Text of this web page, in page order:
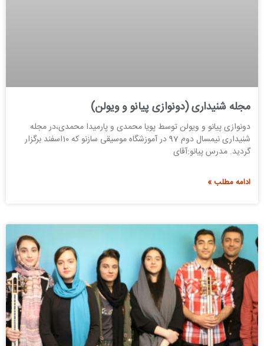
مجله شنیداری (دونوازی پیانو و ویولن)
دونوازی پیانو و ویولن توسط پویا محمدی و پارمیدا محمدی،در مجله
شنیداری نیمسال دوم 97 در آموزشگاه موسیقی سازنو که 10اسفند برگزار
گردید. مدرس پیانو:آقای
ادامه مطلب »